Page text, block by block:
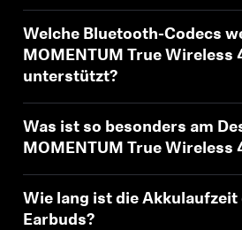
Welche Bluetooth-Codecs
MOMENTUM True Wireless
unterstützt?
Was ist so besonders am
MOMENTUM True Wireless
Wie lang ist die Akkulaufzeit
Earbuds?